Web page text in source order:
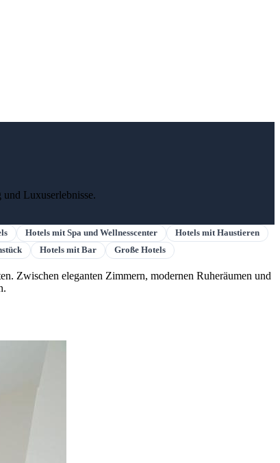
und Luxuserlebnisse.
Hotels mit Spa und Wellnesscenter
Hotels mit Haustieren
Hotels mit Bar Große Hotels
Zwischen eleganten Zimmern, modernen Ruheräumen und